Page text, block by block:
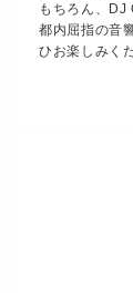
もちろん、DJ
都内屈指の音
ひお楽しみく